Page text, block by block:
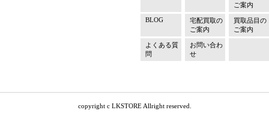
ご案内
BLOG
宅配買取の
ご案内
買取品目の
ご案内
よくある質
問
お問い合わ
せ
copyright c LKSTORE Allright reserved.